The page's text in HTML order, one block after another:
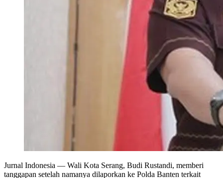
Jurnal Indonesia — Wali Kota Serang, Budi Rustandi, memberi
tanggapan setelah namanya dilaporkan ke Polda Banten terkait